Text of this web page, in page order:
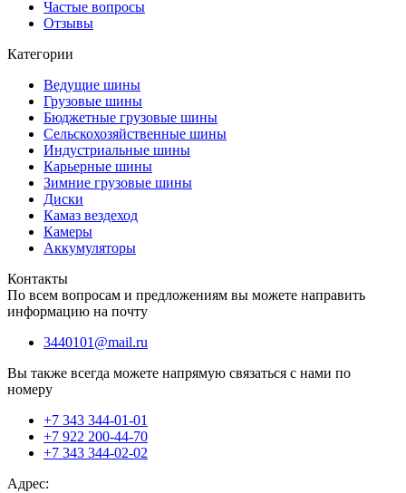
Частые вопросы
Отзывы
Категории
Ведущие шины
Грузовые шины
Бюджетные грузовые шины
Сельскохозяйственные шины
Индустриальные шины
Карьерные шины
Зимние грузовые шины
Диски
Камаз вездеход
Камеры
Аккумуляторы
Контакты
По всем вопросам и предложениям вы можете направить
информацию на почту
3440101@mail.ru
Вы также всегда можете напрямую связаться с нами по
номеру
+7 343 344-01-01
+7 922 200-44-70
+7 343 344-02-02
Адрес: